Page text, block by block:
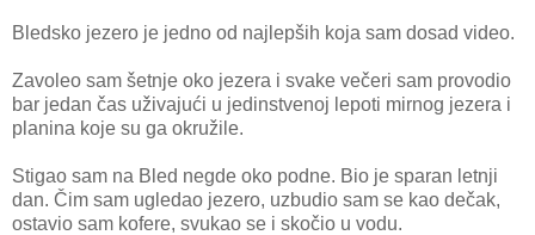
Bledsko jezero je jedno od najlepših koja sam dosad video.
Zavoleo sam šetnje oko jezera i svake večeri sam provodio
bar jedan čas uživajući u jedinstvenoj lepoti mirnog jezera i
planina koje su ga okružile.
Stigao sam na Bled negde oko podne. Bio je sparan letnji
dan. Čim sam ugledao jezero, uzbudio sam se kao dečak,
ostavio sam kofere, svukao se i skočio u vodu.